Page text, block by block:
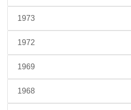
1973
1972
1969
1968